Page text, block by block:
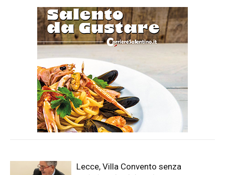
Lecce, Villa Convento senza